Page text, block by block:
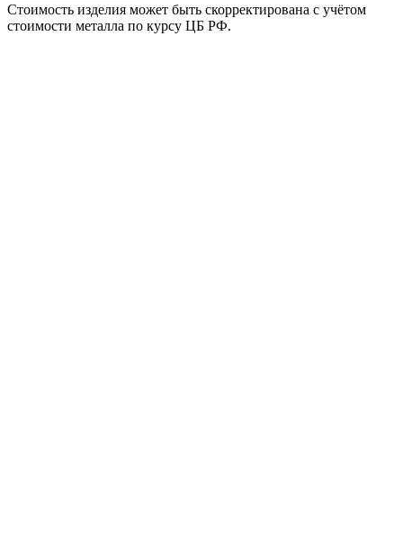
Стоимость изделия может быть скорректирована с учётом
стоимости металла по курсу ЦБ РФ.